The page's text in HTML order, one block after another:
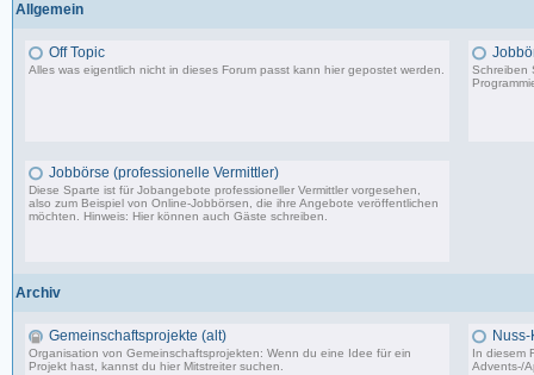
Allgemein
Off Topic
Alles was eigentlich nicht in dieses Forum passt kann hier gepostet werden.
Schreiben
Jobbörse (professionelle Vermittler)
Diese Sparte ist für Jobangebote professioneller Vermittler vorgesehen,
also zum Beispiel von Online-Jobbörsen, die ihre Angebote veröffentlichen
möchten. Hinweis: Hier können auch Gäste schreiben.
Archiv
Gemeinschaftsprojekte (alt)
Organisation von Gemeinschaftsprojekten: Wenn du eine Idee für ein
Projekt hast, kannst du hier Mitstreiter suchen.
Nuss-
In diesem
Advents-/